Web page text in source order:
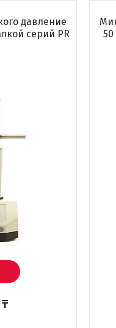
давление
серий PR